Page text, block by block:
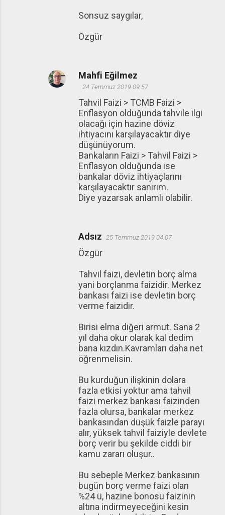
Sonsuz saygılar,
Özgür
Mahfi Eğilmez
24 Temmuz 2019 09:57
Tahvil Faizi > TCMB Faizi >
Enflasyon olduğunda tahvile ilgi
olacağı için hazine döviz
ihtiyacını karşılayacaktır diye
düşünüyorum.
Bankaların Faizi > Tahvil Faizi >
Enflasyon olduğunda ise
bankalar döviz ihtiyaçlarını
karşılayacaktır sanırım.
Diye yazarsak anlamlı olabilir.
Adsız 25 Temmuz 2019 04:07
Özgür
Tahvil faizi, devletin borç alma
yani borçlanma faizidir. Merkez
bankası faizi ise devletin borç
verme faizidir.
Birisi elma diğeri armut. Sana 2
yıl daha okur olarak kal dedim
bana kızdın.Kavramları daha net
öğrenmelisin.
Bu kurduğun ilişkinin dolara
fazla etkisi yoktur ama tahvil
faizi merkez bankası faizinden
fazla olursa, bankalar merkez
bankasından düşük faizle parayı
alır, yüksek tahvil faiziyle devlete
borç verir bu şekilde ciddi bir
kamu zararı oluşur..
Bu sebeple Merkez bankasının
bugün borç verme faizi olan
%24 ü, hazine bonosu faizinin
altına indirmeyeceğini kesin